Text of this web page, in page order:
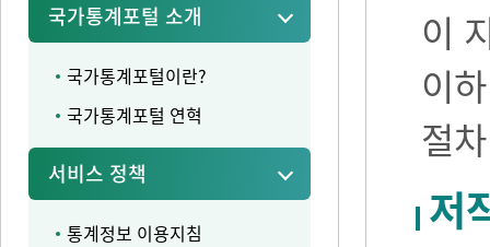
국가통계포털 소개
국가통계포털이란?
국가통계포털 연혁
서비스 정책
통계정보 이용지침
이
이
절
저